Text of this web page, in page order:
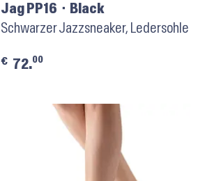
Jag PP16 ⬝ Black
Schwarzer Jazzsneaker, Ledersohle
€ 72.00